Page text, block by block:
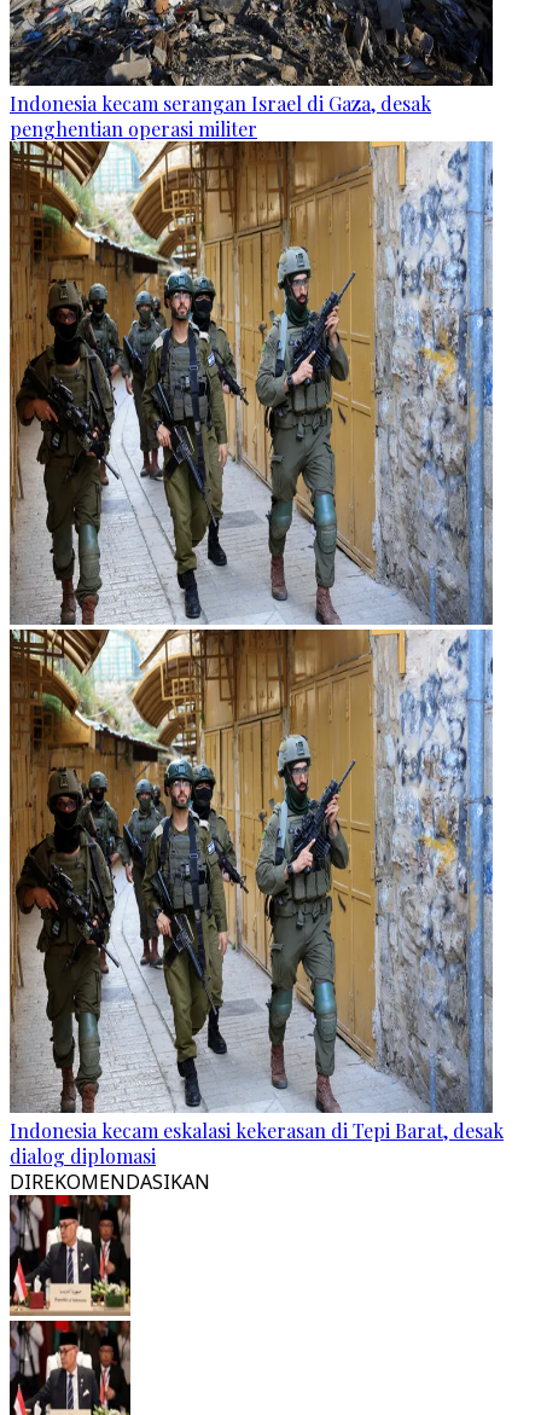
Indonesia kecam serangan Israel di Gaza, desak
penghentian operasi militer
Indonesia kecam eskalasi kekerasan di Tepi Barat, desak
dialog diplomasi
DIREKOMENDASIKAN